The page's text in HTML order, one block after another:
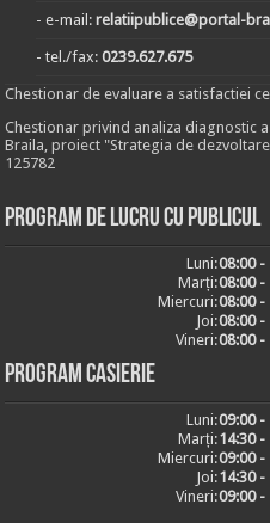
- e-mail:relatiipublice@portal-
- tel./fax:0239.627.675
Chestionar de evaluare a satisfactiei
Chestionar privind analiza diagnostic
Braila, proiect "Strategia de
125782
Program de lucru cu publicul
Luni:08:00 -
Marți:08:00 -
Miercuri:08:00 -
Joi:08:00 -
Vineri:08:00 -
Program casierie
Luni:09:00 -
Marți:14:30 -
Miercuri:09:00 -
Joi:14:30 -
Vineri:09:00 -